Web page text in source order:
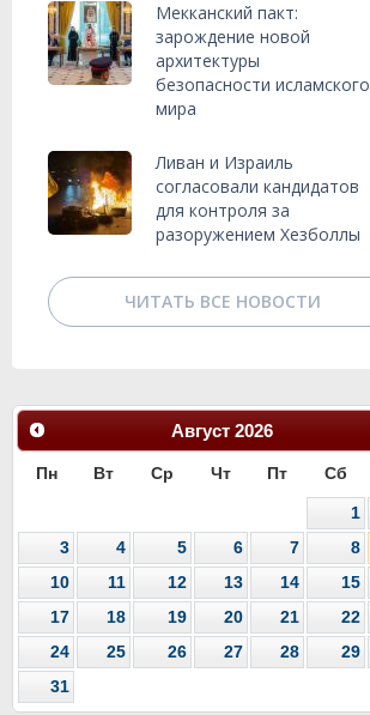
Мекканский пакт:
зарождение новой
архитектуры
безопасности исламского
мира
Ливан и Израиль
согласовали кандидатов
для контроля за
разоружением Хезболлы
ЧИТАТЬ ВСЕ НОВОСТИ
Август 2026
Пн Вт Ср Чт Пт Сб
1
3
4 5 6 7 8
10
11 12 13 14 15
17
18 19 20 21 22
24
25 26 27 28 29
31